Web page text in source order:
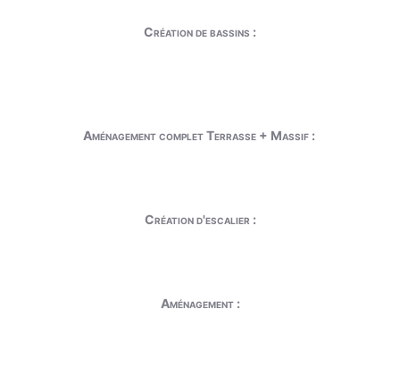
Création de bassins :
Aménagement complet Terrasse + Massif :
Création d'escalier :
Aménagement :